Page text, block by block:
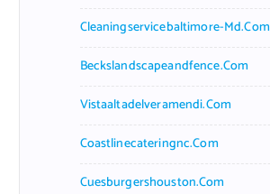
Cleaningservicebaltimore-Md.com
Beckslandscapeandfence.com
Vistaaltadelveramendi.com
Coastlinecateringnc.com
Cuesburgershouston.com